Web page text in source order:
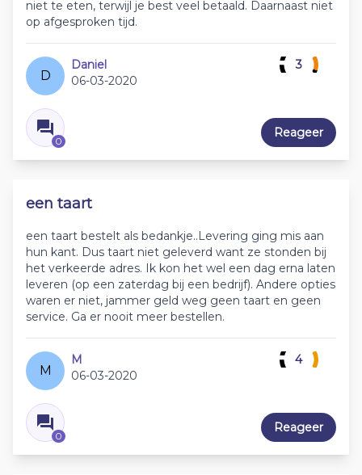
niet te eten, terwijl je best veel betaald. Daarnaast niet
op afgesproken tijd.
D
Daniel
06-03-2020
0
3
Reageer
een taart
een taart bestelt als bedankje..Levering ging mis aan
hun kant. Dus taart niet geleverd want ze stonden bij
het verkeerde adres. Ik kon het wel een dag erna laten
leveren (op een zaterdag bij een bedrijf). Andere opties
waren er niet, jammer geld weg geen taart en geen
service. Ga er nooit meer bestellen.
M
M
06-03-2020
0
4
Reageer